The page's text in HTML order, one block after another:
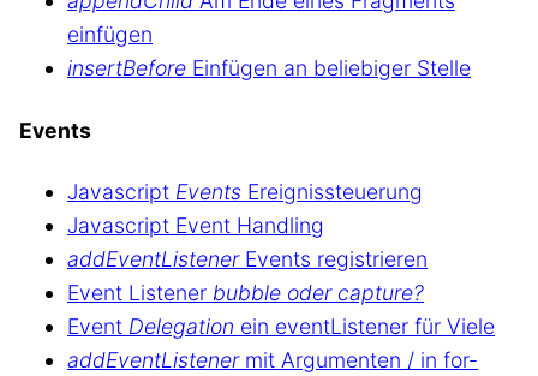
einfügen
insertBefore Einfügen an beliebiger Stelle
Events
Javascript Events Ereignissteuerung
Javascript Event Handling
addEventListenerEvents registrieren
Event Listener bubble oder capture?
Event Delegation ein eventListener für Viele
addEventListenermit Argumenten / in for-